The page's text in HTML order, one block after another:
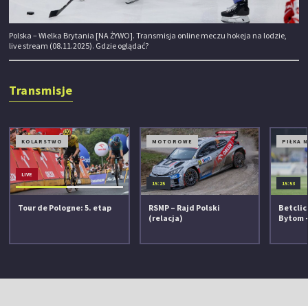
Polska – Wielka Brytania [NA ŻYWO]. Transmisja online meczu hokeja na lodzie,
live stream (08.11.2025). Gdzie oglądać?
Transmisje
KOLARSTWO
LIVE
Tour de Pologne: 5. etap
MOTOROWE
15:25
RSMP – Rajd Polski
(relacja)
PIŁKA
15:53
Betclic
Bytom